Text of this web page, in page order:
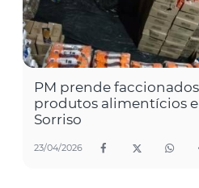
PM prende
produtos alimentícios
Sorriso
23/04/2026